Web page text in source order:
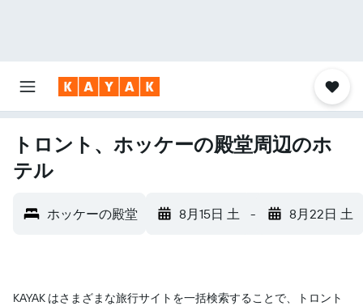
トロント、ホッケーの殿堂周辺のホ
テル
ホッケーの殿堂 8月15日 土 - 8月22日 土
KAYAK はさまざまな旅行サイトを一括検索することで、トロント​